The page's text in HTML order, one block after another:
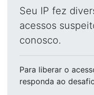
Seu IP fez
acessos
conosco.
Para liberar o
responda ao